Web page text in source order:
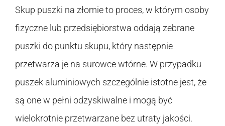
Skup puszki na złomie to proces, w którym osoby
fizyczne lub przedsiębiorstwa oddają zebrane
puszki do punktu skupu, który następnie
przetwarza je na surowce wtórne. W przypadku
puszek aluminiowych szczególnie istotne jest, że
są one w pełni odzyskiwalne i mogą być
wielokrotnie przetwarzane bez utraty jakości.